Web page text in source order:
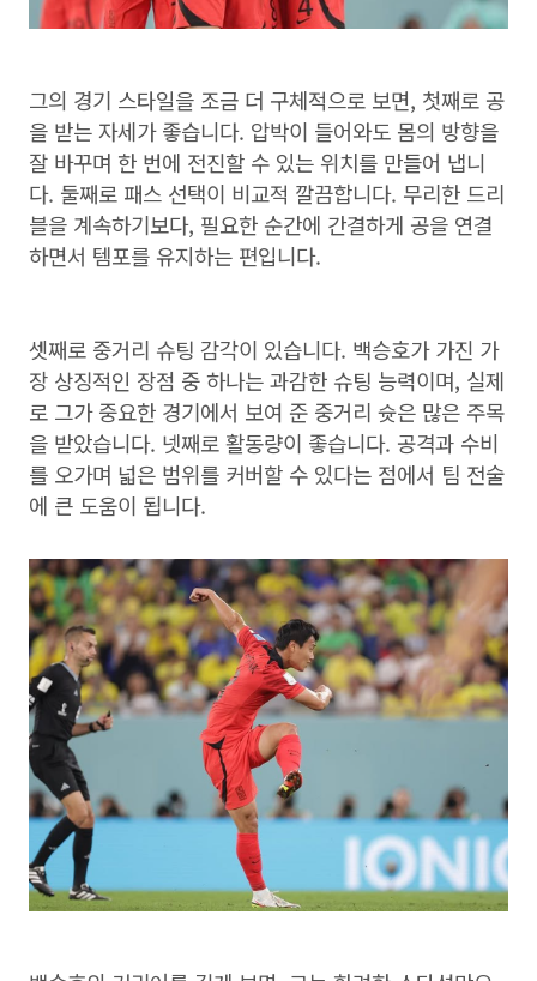
그의 경기 스타일을 조금 더 구체적으로 보면, 첫째로 공
을 받는 자세가 좋습니다. 압박이 들어와도 몸의 방향을
잘 바꾸며 한 번에 전진할 수 있는 위치를 만들어 냅니
다. 둘째로 패스 선택이 비교적 깔끔합니다. 무리한 드리
블을 계속하기보다, 필요한 순간에 간결하게 공을 연결
하면서 템포를 유지하는 편입니다.
셋째로 중거리 슈팅 감각이 있습니다. 백승호가 가진 가
장 상징적인 장점 중 하나는 과감한 슈팅 능력이며, 실제
로 그가 중요한 경기에서 보여 준 중거리 슛은 많은 주목
을 받았습니다. 넷째로 활동량이 좋습니다. 공격과 수비
를 오가며 넓은 범위를 커버할 수 있다는 점에서 팀 전술
에 큰 도움이 됩니다.